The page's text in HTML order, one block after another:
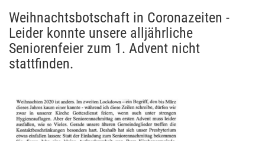
Weihnachtsbotschaft in Coronazeiten -
Leider konnte unsere alljährliche
Seniorenfeier zum 1. Advent nicht
stattfinden.